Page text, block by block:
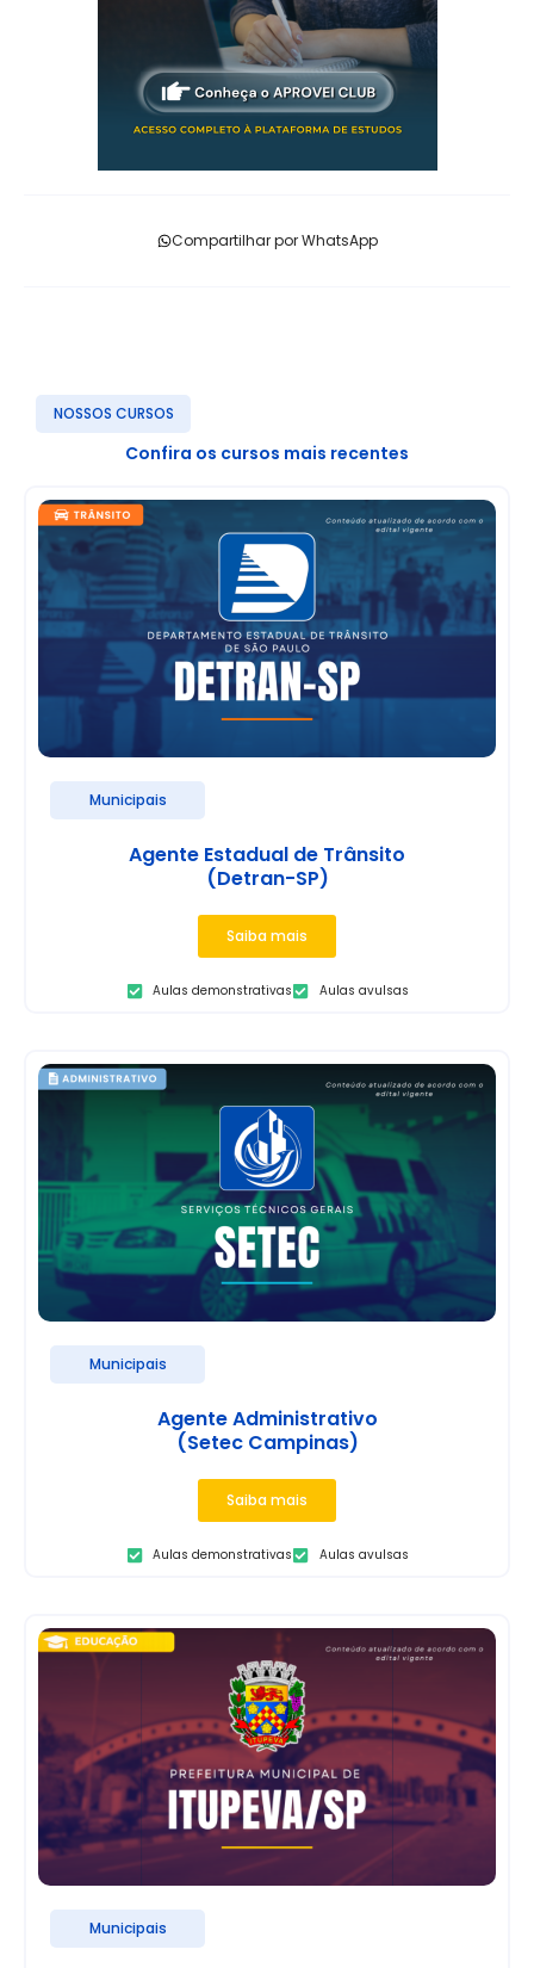
Compartilhar por WhatsApp
NOSSOS CURSOS
Confira os cursos mais recentes
Municipais
Agente Estadual de Trânsito
(Detran-SP)
Saiba mais
Aulas demonstrativas Aulas avulsas
Municipais
Agente Administrativo
(Setec Campinas)
Saiba mais
Aulas demonstrativas Aulas avulsas
Municipais